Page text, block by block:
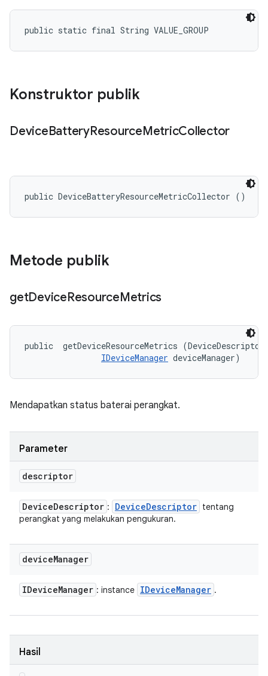
public static final String VALUE_GROUP
Konstruktor publik
DeviceBatteryResourceMetricCollector
public DeviceBatteryResourceMetricCollector ()
Metode publik
getDeviceResourceMetrics
public
getDeviceResourceMetrics
IDeviceManager deviceManager)
Mendapatkan status baterai perangkat.
Parameter
descriptor
DeviceDescriptor : DeviceDescriptor tentang
perangkat yang melakukan pengukuran.
deviceManager
IDeviceManager : instance IDeviceManager .
Hasil